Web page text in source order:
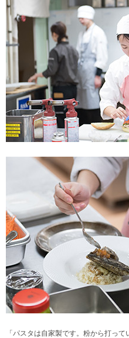
「パスタは自家製です。粉から打って